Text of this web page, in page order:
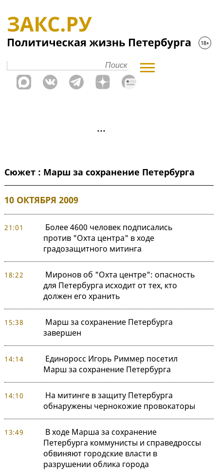
Сюжет : Марш за сохранение Петербурга
10 ОКТЯБРЯ 2009
21:01
Более 4600 человек подписались
против "Охта центра" в ходе
градозащитного митинга
18:22
Миронов об "Охта центре": опасность
для Петербурга исходит от тех, кто
должен его хранить
15:38
Марш за сохранение Петербурга
завершен
14:14
Единоросс Игорь Риммер посетил
Марш за сохранение Петербурга
14:10
На митинге в защиту Петербурга
обнаружены чернокожие провокаторы
13:49
В ходе Марша за сохранение
Петербурга коммунисты и справедроссы
обвиняют городские власти в
разрушении облика города